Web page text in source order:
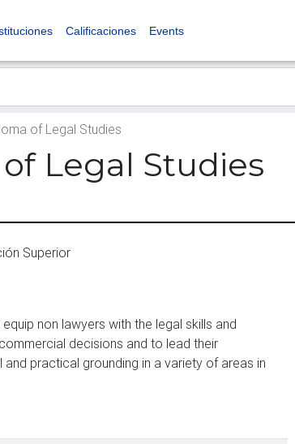
Calificaciones Events
of Legal Studies
Legal Studies
Superior
non lawyers with the legal skills and
decisions and to lead their
practical grounding in a variety of areas in